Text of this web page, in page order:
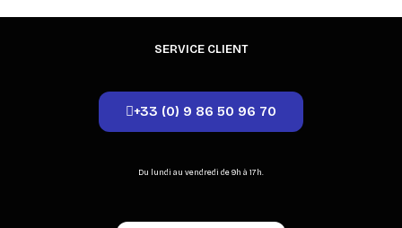
SERVICE CLIENT
+33 (0) 9 86 50 96 70
Du lundi au vendredi de 9h à 17h.